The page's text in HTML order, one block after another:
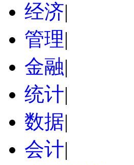
经济|
管理|
金融|
统计|
数据|
会计|